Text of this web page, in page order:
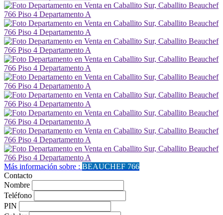
Más información sobre : BEAUCHEF 766
Contacto
Nombre
Teléfono
PIN